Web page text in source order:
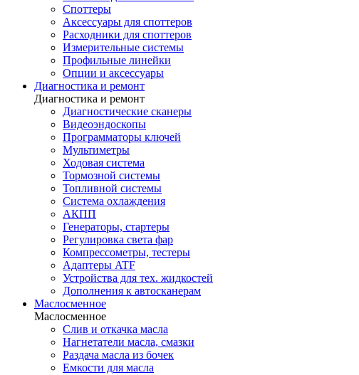
Споттеры
Аксессуары для споттеров
Расходники для споттеров
Измерительные системы
Профильные линейки
Опции и аксессуары
Диагностика и ремонт
Диагностика и ремонт
Диагностические сканеры
Видеоэндоскопы
Программаторы ключей
Мультиметры
Ходовая система
Тормозной системы
Топливной системы
Система охлаждения
АКПП
Генераторы, стартеры
Регулировка света фар
Компрессометры, тестеры
Адаптеры ATF
Устройства для тех. жидкостей
Дополнения к автосканерам
Маслосменное
Маслосменное
Слив и откачка масла
Нагнетатели масла, смазки
Раздача масла из бочек
Емкости для масла